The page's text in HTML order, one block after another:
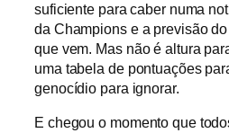
suficiente para caber numa
da Champions e a previsão
que vem. Mas não é altura
uma tabela de pontuações
genocídio para ignorar.
E chegou o momento que